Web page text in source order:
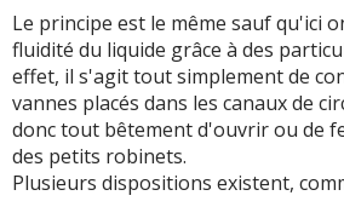
Le principe est le même sauf qu'ici
fluidité du liquide grâce à des
effet, il s'agit tout simplement de
vannes placés dans les canaux de
donc tout bêtement d'ouvrir ou de
des petits robinets.
Plusieurs dispositions existent,